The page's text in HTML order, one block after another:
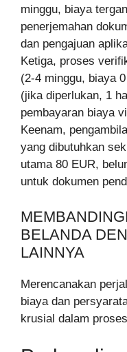
minggu, biaya
penerjemahan
dan pengajuan
Ketiga, proses
(2-4 minggu, biaya
(jika diperlukan, 1
pembayaran biaya
Keenam,
yang dibutuhkan
utama 80 EUR,
untuk dokumen
BELANDA
LAINNYA
Merencanakan
biaya dan
krusial dalam